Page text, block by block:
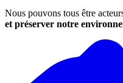
Nous pouvons tous être
et préserver notre